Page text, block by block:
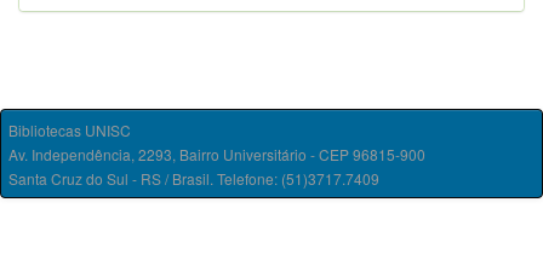
Bibliotecas UNISC
Av. Independência, 2293, Bairro Universitário - CEP 96815-900
Santa Cruz do Sul - RS / Brasil. Telefone: (51)3717.7409